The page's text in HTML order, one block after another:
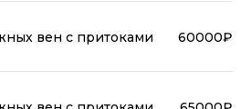
вен с притоками
60000₽